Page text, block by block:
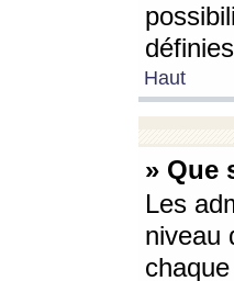
Haut
» Que
Les
niveau